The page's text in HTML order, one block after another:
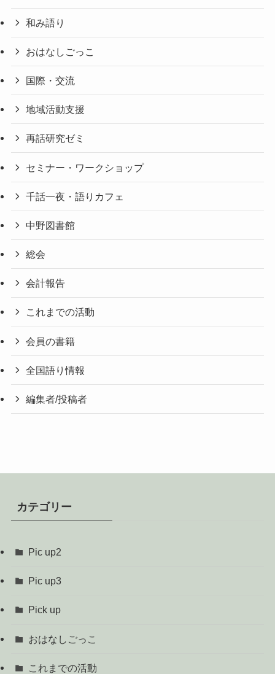
和み語り
おはなしごっこ
国際・交流
地域活動支援
再話研究ゼミ
セミナー・ワークショップ
千話一夜・語りカフェ
中野図書館
総会
会計報告
これまでの活動
会員の書籍
全国語り情報
編集者/投稿者
カテゴリー
Pic up2
Pic up3
Pick up
おはなしごっこ
これまでの活動